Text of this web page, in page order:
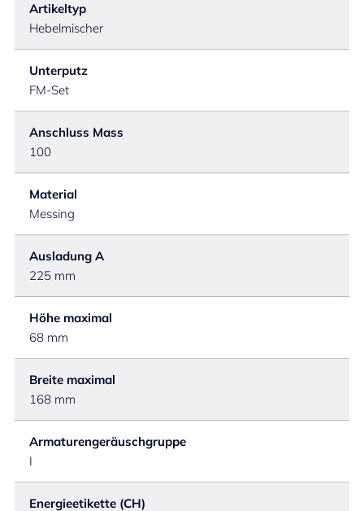
Artikeltyp
Hebelmischer
Unterputz
FM-Set
Anschluss Mass
100
Material
Messing
Ausladung A
225 mm
Höhe maximal
68 mm
Breite maximal
168 mm
Armaturengeräuschgruppe
I
Energieetikette (CH)